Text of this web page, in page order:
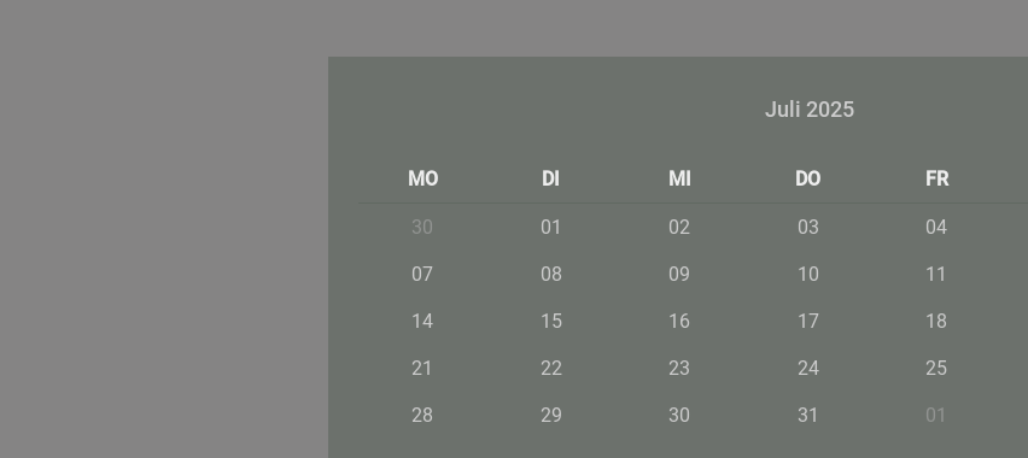
Juli 2025
MO DI MI DO FR
30 01 02 03 04
07 08 09 10 11
14 15 16 17 18
21 22 23 24 25
28 29 30 31 01